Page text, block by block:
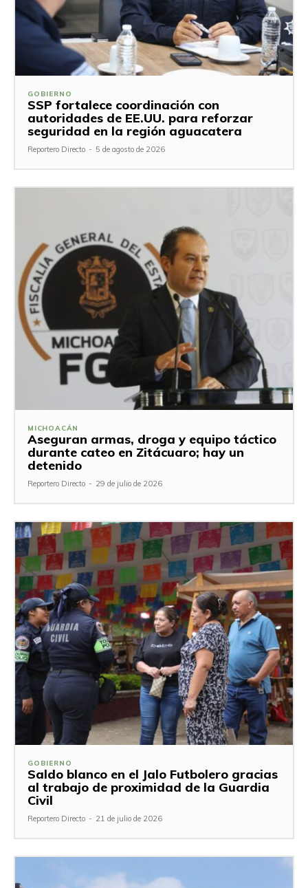
GOBIERNO
SSP fortalece coordinación con
autoridades de EE.UU. para reforzar
seguridad en la región aguacatera
Reportero Directo - 5 de agosto de 2026
MICHOACÁN
Aseguran armas, droga y equipo táctico
durante cateo en Zitácuaro; hay un
detenido
Reportero Directo - 29 de julio de 2026
GOBIERNO
Saldo blanco en el Jalo Futbolero gracias
al trabajo de proximidad de la Guardia
Civil
Reportero Directo - 21 de julio de 2026